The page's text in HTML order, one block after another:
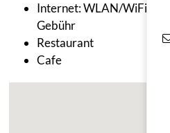
Internet: WLAN/WiFi, im
Gebühr
Restaurant
Cafe